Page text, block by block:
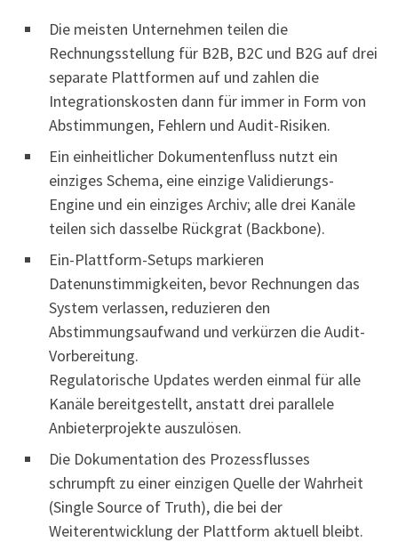
Die meisten Unternehmen teilen die
Rechnungsstellung für B2B, B2C und B2G auf drei
separate Plattformen auf und zahlen die
Integrationskosten dann für immer in Form von
Abstimmungen, Fehlern und Audit-Risiken.
Ein einheitlicher Dokumentenfluss nutzt ein
einziges Schema, eine einzige Validierungs-
Engine und ein einziges Archiv; alle drei Kanäle
teilen sich dasselbe Rückgrat (Backbone).
Ein-Plattform-Setups markieren
Datenunstimmigkeiten, bevor Rechnungen das
System verlassen, reduzieren den
Abstimmungsaufwand und verkürzen die Audit-
Vorbereitung.
Regulatorische Updates werden einmal für alle
Kanäle bereitgestellt, anstatt drei parallele
Anbieterprojekte auszulösen.
Die Dokumentation des Prozessflusses
schrumpft zu einer einzigen Quelle der Wahrheit
(Single Source of Truth), die bei der
Weiterentwicklung der Plattform aktuell bleibt.